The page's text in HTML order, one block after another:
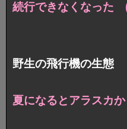
続行できなくなった
野生の飛行機の生態
夏になるとアラスカ